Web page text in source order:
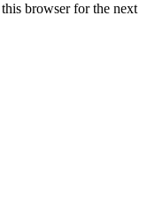
browser for the next